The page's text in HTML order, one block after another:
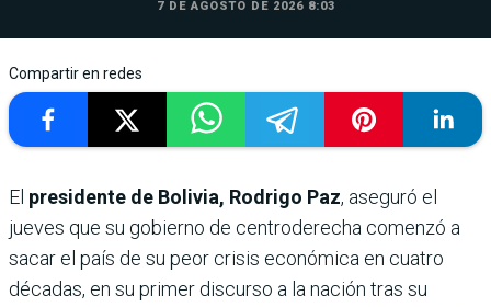
7 DE AGOSTO DE 2026 8:03
Compartir en redes
El presidente de Bolivia, Rodrigo Paz, aseguró el
jueves que su gobierno de centroderecha comenzó a
sacar el país de su peor crisis económica en cuatro
décadas, en su primer discurso a la nación tras su